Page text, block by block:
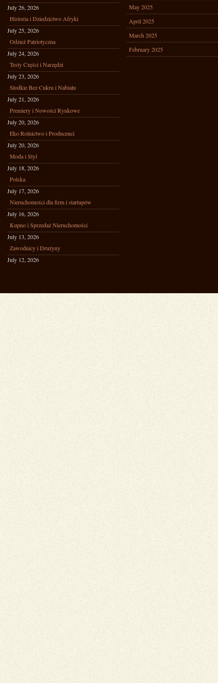
July 26, 2026
Historia i Dziedzictwo Afryki
July 25, 2026
Odzież Patriotyczna
July 24, 2026
Testy Części i Narzędzi
July 23, 2026
Słodkie Bez Cukru i Nabiału
July 21, 2026
Premiery i Nowości Rynkowe
July 20, 2026
Eko Rolnictwo i Producenci
July 20, 2026
Moda i Styl
July 18, 2026
Polska
July 17, 2026
Nieruchomości dla firm i startupów
July 16, 2026
Kupno i Sprzedaż Nieruchomości
July 13, 2026
Zawodnicy i Drużyny
July 12, 2026
May 2025
April 2025
March 2025
February 2025